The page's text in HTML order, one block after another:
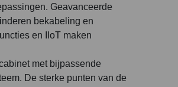
Geavanceerde
bekabeling en
en IIoT maken
met bijpassende
De sterke punten van de